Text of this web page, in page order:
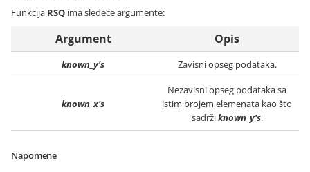
Funkcija RSQ ima sledeće argumente:
Argument Opis
known_y's Zavisni opseg podataka.
known_x's
Nezavisni opseg podataka sa
istim brojem elemenata kao što
sadržiknown_y's.
Napomene